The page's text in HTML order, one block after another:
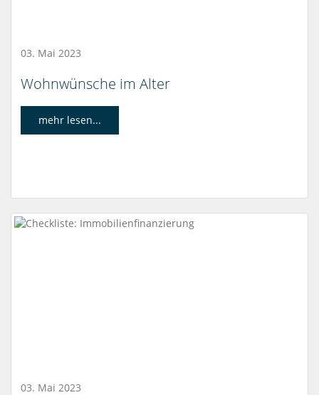
03. Mai 2023
Wohnwünsche im Alter
mehr lesen...
03. Mai 2023